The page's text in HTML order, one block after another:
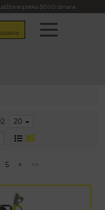
preko 5000 dinara
20
5 > >>